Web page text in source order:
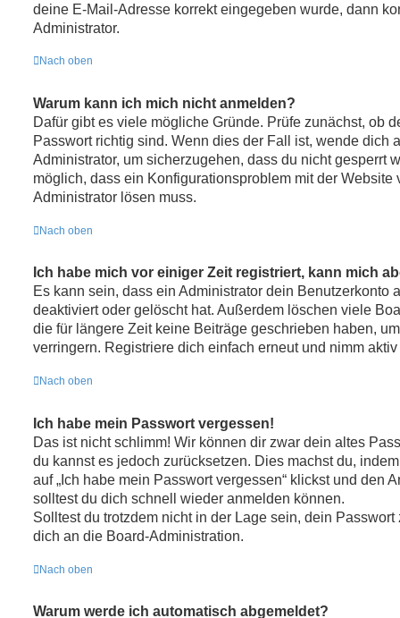
deine E-Mail-Adresse korrekt eingegeben wurde, dann
Administrator.
Nach oben
Warum kann ich mich nicht anmelden?
Dafür gibt es viele mögliche Gründe. Prüfe zunächst, ob
Passwort richtig sind. Wenn dies der Fall ist, wende dich
Administrator, um sicherzugehen, dass du nicht gesperrt
möglich, dass ein Konfigurationsproblem mit der Website
Administrator lösen muss.
Nach oben
Ich habe mich vor einiger Zeit registriert, kann mich
Es kann sein, dass ein Administrator dein Benutzerkonto
deaktiviert oder gelöscht hat. Außerdem löschen viele
die für längere Zeit keine Beiträge geschrieben haben,
verringern. Registriere dich einfach erneut und nimm
Nach oben
Ich habe mein Passwort vergessen!
Das ist nicht schlimm! Wir können dir zwar dein altes
du kannst es jedoch zurücksetzen. Dies machst du,
auf „Ich habe mein Passwort vergessen“ klickst und den
solltest du dich schnell wieder anmelden können.
Solltest du trotzdem nicht in der Lage sein, dein
dich an die Board-Administration.
Nach oben
Warum werde ich automatisch abgemeldet?